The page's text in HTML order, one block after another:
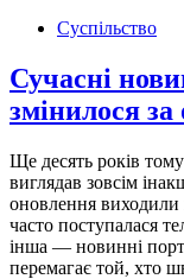
Суспільство
Сучасні
змінилося за
Ще десять років
виглядав зовсім
оновлення виходили
часто поступалася
інша — новинні
перемагає той, хто